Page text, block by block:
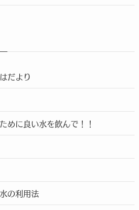
だより
めに良い水を飲んで！！
の利用法